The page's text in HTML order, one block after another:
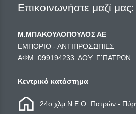
Επικοινωνήστε μαζί μας:
Μ.ΜΠΑΚΟΥΛΟΠΟΥΛΟΣ ΑΕ
ΕΜΠΟΡΙΟ - ΑΝΤΙΠΡΟΣΩΠΙΕΣ
ΑΦΜ: 099194233 ΔΟΥ: Γ΄ΠΑΤΡΩΝ
Κεντρικό κατάστημα
24ο χλμ Ν.Ε.Ο. Πατρών -